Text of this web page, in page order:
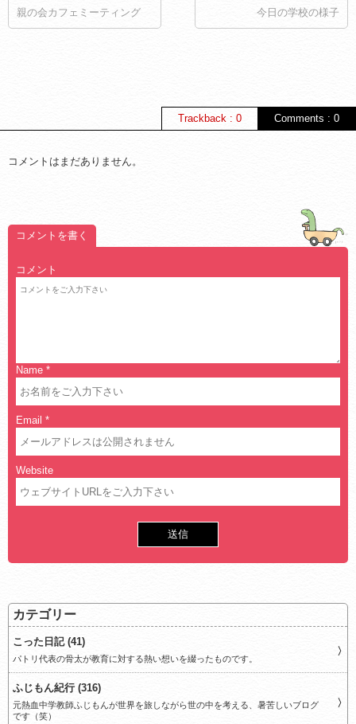
親の会カフェミーティング 今日の学校の様子
Comments : 0
Trackback : 0
コメントはまだありません。
コメントを書く
コメント
Name *
Email *
Website
カテゴリー
こった日記 (41)
パトリ代表の骨太が教育に対する熱い想いを綴ったものです。
ふじもん紀行 (316)
元熱血中学教師ふじもんが世界を旅しながら世の中を考える、暑苦しいブログ
です（笑）